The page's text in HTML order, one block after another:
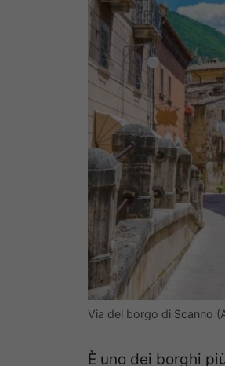
Via del borgo di Scanno
È uno dei borghi